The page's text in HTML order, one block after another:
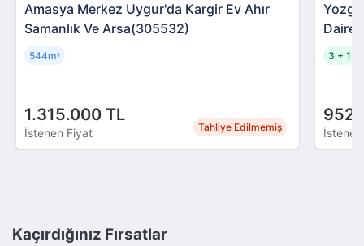
Amasya Merkez Uygur'da Kargir Ev Ahır
Samanlık Ve Arsa(305532)
1.315.000 TL
İstenen Fiyat Tahliye Edilmemiş
544m²
Daire
3 + 1
Kaçırdığınız Fırsatlar